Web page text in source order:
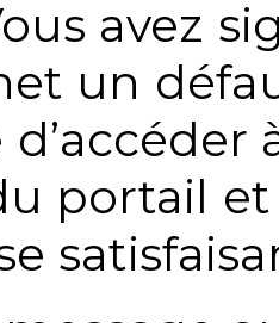
avez
un
portail